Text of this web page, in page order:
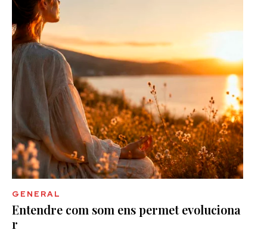
GENERAL
Entendre com som ens permet evoluciona
r